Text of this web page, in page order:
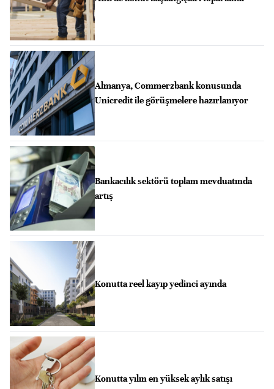
Almanya, Commerzbank konusunda
Unicredit ile görüşmelere hazırlanıyor
Bankacılık sektörü toplam mevduatında
artış
Konutta reel kayıp yedinci ayında
Konutta yılın en yüksek aylık satışı